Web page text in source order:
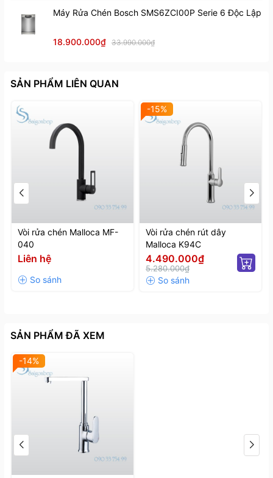
Máy Rửa Chén Bosch SMS6ZCI00P Serie 6 Độc Lập
18.900.000₫ 33.990.000₫
SẢN PHẨM LIÊN QUAN
Vòi rửa chén Malloca MF-
040
Liên hệ
-15%
Vòi rửa chén rút dây
Malloca K94C
4.490.000₫
5.280.000₫
SẢN PHẨM ĐÃ XEM
-14%